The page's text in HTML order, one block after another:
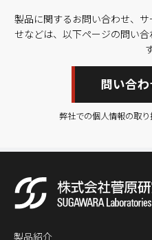
製品に関するお問い合わせ、
せなどは、以下ページの問い
問い合
弊社での個人情報の取
製品紹介